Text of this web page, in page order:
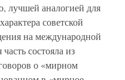
лучшей аналогией для
советской
на международной
состояла из
о «мирном